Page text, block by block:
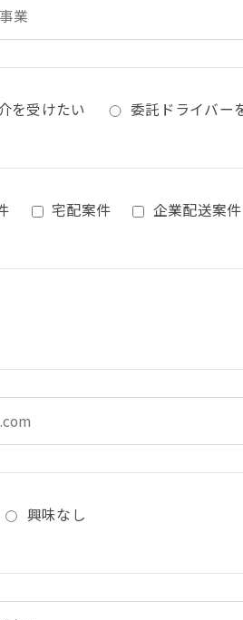
を受けたい 委託ドライバー
宅配案件 企業配送案件
興味なし